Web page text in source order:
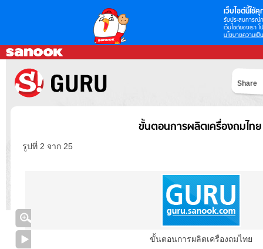
เว็บไซต์นี้ใช้คุ
รับประสบการณ์
เว็บไซต์ของเรา
นโยบายความเป็
Share
ขั้นตอนการผลิตเครื่องถมไทย
รูปที่ 2 จาก 25
ขั้นตอนการผลิตเครื่องถมไทย